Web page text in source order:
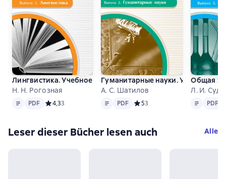
Лингвистика. Учебное пособие по языку специальности
Н. Н. Рогозная
Text PDF
PDF Средний рейтинг 4,3 на основе 3 оценок
4,33
Гуманитарные науки. Учебное
А. С. Шатилов
Text PDF
PDF Средний рейтинг 5 на основе
53
Общая
Л. И.
Text PDF
PDF
Leser dieser Bücher lesen auch Alle